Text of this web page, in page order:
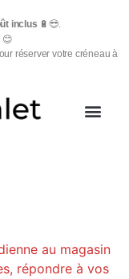
inclus 🔋😎.
😊
réserver votre créneau à
au magasin
répondre à vos